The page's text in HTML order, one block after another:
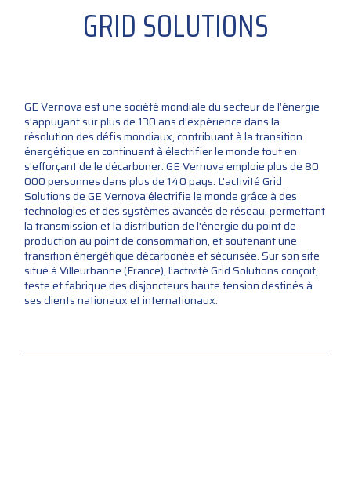
GRID SOLUTIONS
GE Vernova est une société mondiale du secteur de l’énergie
s'appuyant sur plus de 130 ans d'expérience dans la
résolution des défis mondiaux, contribuant à la transition
énergétique en continuant à électrifier le monde tout en
s'efforçant de le décarboner. GE Vernova emploie plus de 80
000 personnes dans plus de 140 pays. L'activité Grid
Solutions de GE Vernova électrifie le monde grâce à des
technologies et des systèmes avancés de réseau, permettant
la transmission et la distribution de l'énergie du point de
production au point de consommation, et soutenant une
transition énergétique décarbonée et sécurisée. Sur son site
situé à Villeurbanne (France), l’activité Grid Solutions conçoit,
teste et fabrique des disjoncteurs haute tension destinés à
ses clients nationaux et internationaux.